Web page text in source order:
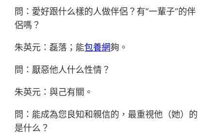
問：愛好跟什么樣的人做伴侶？有“一輩子”的伴
侶嗎？
朱英元：磊落；能包養網夠。
問：厭惡他人什么性情？
朱英元：與己有關。
問：能成為您良知和親信的，最重視他（她）的
是什么？